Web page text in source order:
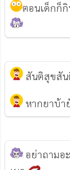
ตอนเด็กก็
สันติสุขสัน
หากยาบ้า
อย่าถามอ